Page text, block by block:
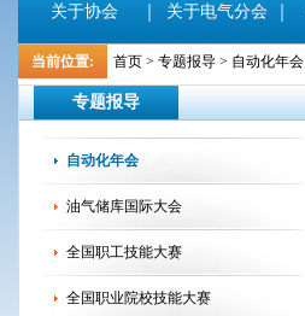
关于协会
关于电气分会
当前位置: 首页 > 专题报导 > 自动化年会
专题报导
自动化年会
油气储库国际大会
全国职工技能大赛
全国职业院校技能大赛